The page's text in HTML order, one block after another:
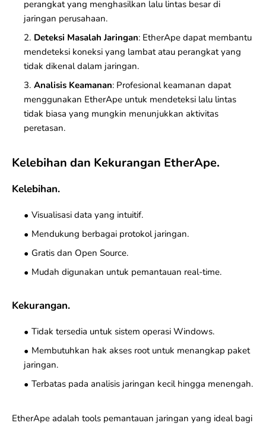
perangkat yang menghasilkan lalu lintas besar di
jaringan perusahaan.
Deteksi Masalah Jaringan: EtherApe dapat membantu
mendeteksi koneksi yang lambat atau perangkat yang
tidak dikenal dalam jaringan.
Analisis Keamanan: Profesional keamanan dapat
menggunakan EtherApe untuk mendeteksi lalu lintas
tidak biasa yang mungkin menunjukkan aktivitas
peretasan.
Kelebihan dan Kekurangan EtherApe.
Kelebihan.
Visualisasi data yang intuitif.
Mendukung berbagai protokol jaringan.
Gratis dan Open Source.
Mudah digunakan untuk pemantauan real-time.
Kekurangan.
Tidak tersedia untuk sistem operasi Windows.
Membutuhkan hak akses root untuk menangkap paket
jaringan.
Terbatas pada analisis jaringan kecil hingga menengah.
EtherApe adalah tools pemantauan jaringan yang ideal bagi